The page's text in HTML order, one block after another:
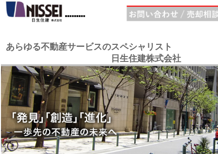
あらゆる不動産サービスのスペシャリスト
日生住建株式会社